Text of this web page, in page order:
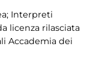
Interpreti
licenza rilasciata
Accademia dei